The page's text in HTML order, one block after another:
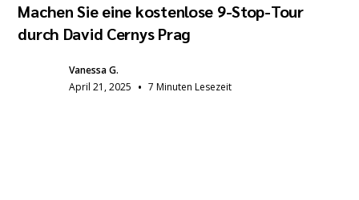
Machen Sie eine kostenlose 9-Stop-Tour
durch David Cernys Prag
Vanessa G.
April 21, 2025 • 7 Minuten Lesezeit